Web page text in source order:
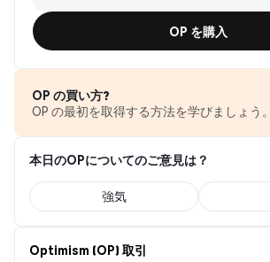
OP を購入
OP の買い方?
OP の最初を取得する方法を学びましょう。
本日のOPについてのご意見は？
強気
Optimism (OP) 取引